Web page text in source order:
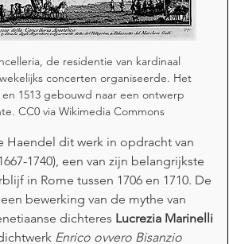
de residentie van kardinaal
concerten organiseerde. Het
1513 gebouwd naar een ontwerp
CC0 via Wikimedia Commons
dit werk in opdracht van
1740), een van zijn belangrijkste
in Rome tussen 1706 en 1710. De
bewerking van de mythe van
dichteres Lucrezia Marinelli
Enrico ovvero Bisanzio